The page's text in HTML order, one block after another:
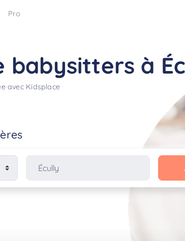
Pro
babysitters à
avec Kidsplace